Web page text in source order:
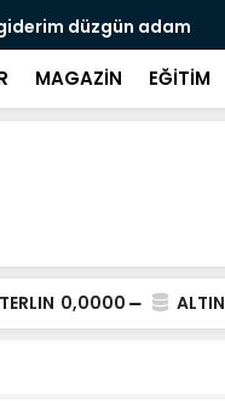
düzgün adam
MAGAZİN EĞİTİM
0,0000 ALTIN